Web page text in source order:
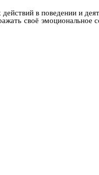
в поведении и
своё эмоциональное